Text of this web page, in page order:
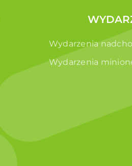
Wydarzenia
Wydarzenia